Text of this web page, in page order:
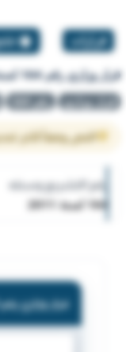
قرارات
قرار وزاري رقم 164 لسنة 2011
قرار وزاري رقم 164
النص وفقاً لآخر تحديث في 10
رقم التشريع وسنته
164 لسنة 2011